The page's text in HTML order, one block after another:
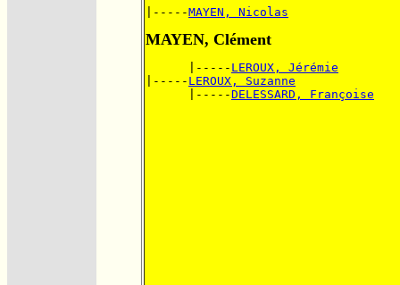
|-----MAYEN, Nicolas
MAYEN, Clément
      |-----
LEROUX, Jérémie
|----- LEROUX, Suzanne
      |-----
DELESSARD, Françoise